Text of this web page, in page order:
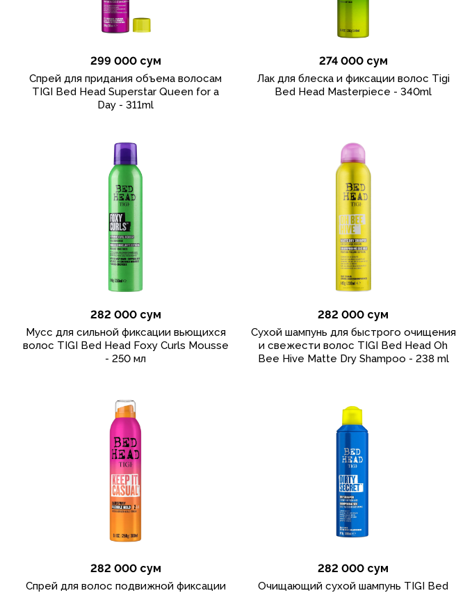
299 000 сум
Спрей для придания объема волосам
TIGI Bed Head Superstar Queen for a
Day - 311ml
274 000 сум
Лак для блеска и фиксации волос Tigi
Bed Head Masterpiece - 340ml
282 000 сум
Мусс для сильной фиксации вьющихся
волос TIGI Bed Head Foxy Curls Mousse
- 250 мл
282 000 сум
Сухой шампунь для быстрого очищения
и свежести волос TIGI Bed Head Oh
Bee Hive Matte Dry Shampoo - 238 ml
282 000 сум
Спрей для волос подвижной фиксации
282 000 сум
Очищающий сухой шампунь TIGI Bed